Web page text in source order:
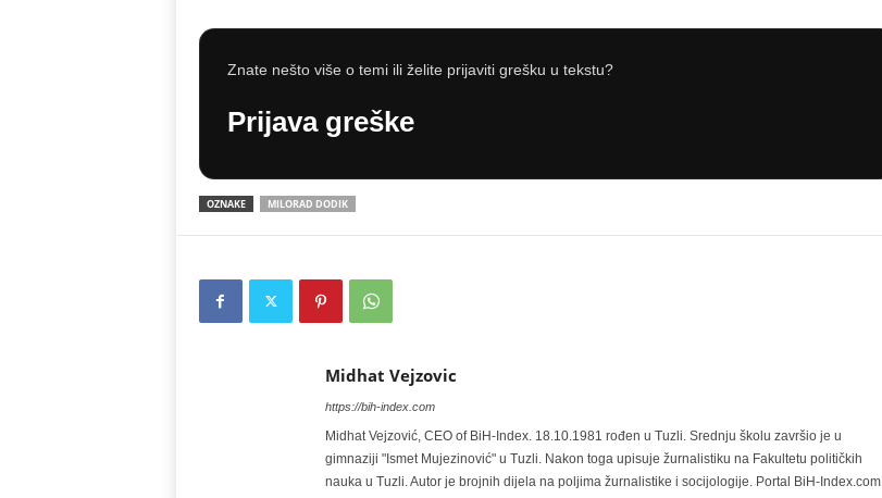
Znate nešto više o temi ili želite prijaviti grešku u tekstu?
Prijava greške
OZNAKE MILORAD DODIK
Midhat Vejzovic
https://bih-index.com
Midhat Vejzović, CEO of BiH-Index. 18.10.1981 rođen u Tuzli. Srednju školu završio je u
gimnaziji "Ismet Mujezinović" u Tuzli. Nakon toga upisuje žurnalistiku na Fakultetu političkih
nauka u Tuzli. Autor je brojnih dijela na poljima žurnalistike i socijologije. Portal BiH-Index.com